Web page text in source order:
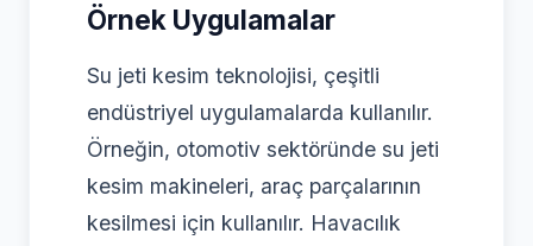
Örnek Uygulamalar
Su jeti kesim teknolojisi, çeşitli
endüstriyel uygulamalarda kullanılır.
Örneğin, otomotiv sektöründe su jeti
kesim makineleri, araç parçalarının
kesilmesi için kullanılır. Havacılık